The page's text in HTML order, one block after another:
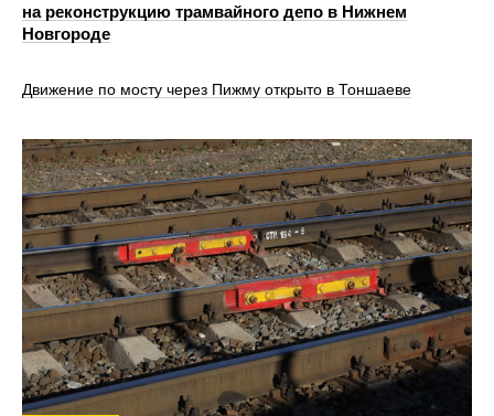
на реконструкцию трамвайного депо в Нижнем
Новгороде
Движение по мосту через Пижму открыто в Тоншаеве